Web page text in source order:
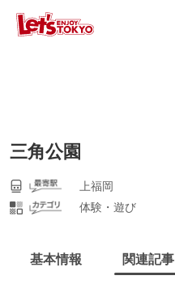
三角公園
上福岡
体験・遊び
基本情報 関連記事